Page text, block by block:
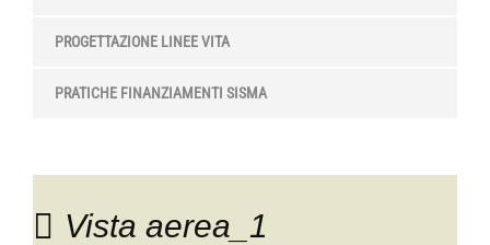
PROGETTAZIONE LINEE VITA
PRATICHE FINANZIAMENTI SISMA
Vista aerea_1